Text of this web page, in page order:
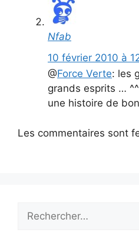
Nfab
10 février 2010 à
@Force Verte: les
grands esprits …
une histoire de
Les commentaires sont
Rechercher :